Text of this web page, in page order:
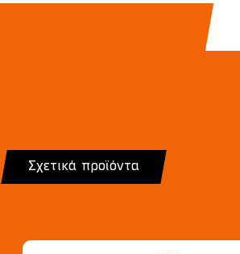
Σχετικά προϊόντα